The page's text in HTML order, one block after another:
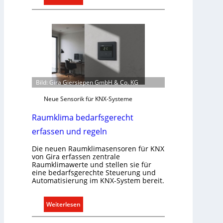
S
m
.
E
n
i
f
r
l
l
U
n
t
e
r
r
Bild: Gira Giersiepen GmbH & Co. KG
Neue Sensorik für KNX-Systeme
Raumklima bedarfsgerecht
erfassen und regeln
Die neuen Raumklimasensoren für KNX
von Gira erfassen zentrale
Raumklimawerte und stellen sie für
eine bedarfsgerechte Steuerung und
Automatisierung im KNX-System bereit.
Weiterlesen
R